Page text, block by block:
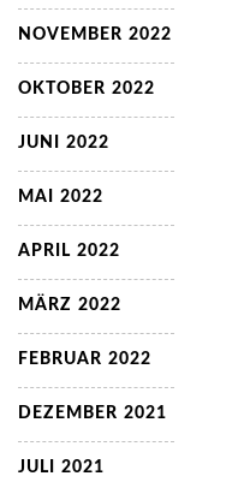
NOVEMBER 2022
OKTOBER 2022
JUNI 2022
MAI 2022
APRIL 2022
MÄRZ 2022
FEBRUAR 2022
DEZEMBER 2021
JULI 2021